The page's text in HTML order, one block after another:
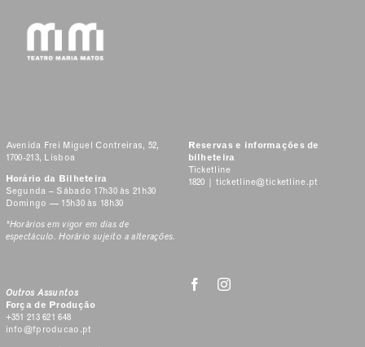
Avenida Frei Miguel Contreiras, 52,
1700-213, Lisboa
Horário da Bilheteira
Segunda – Sábado 17h30 às 21h30
Domingo — 15h30 às 18h30
*Horários em vigor em dias de
espectáculo. Horário sujeito a alterações.
Reservas e informações de
bilheteira
Ticketline
1820 | ticketline@ticketline.pt
Outros Assuntos
Força de Produção
+351 213 621 648
info@fproducao.pt